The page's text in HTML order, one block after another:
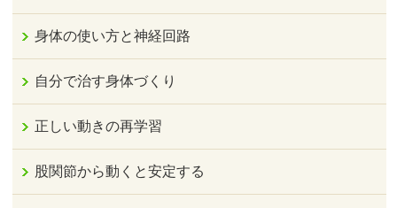
身体の使い方と神経回路
自分で治す身体づくり
正しい動きの再学習
股関節から動くと安定する